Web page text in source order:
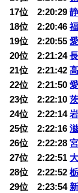
17位 2:20:29
18位 2:20:46
19位 2:20:55
20位 2:21:24
21位 2:21:42
22位 2:21:50
23位 2:22:10
24位 2:22:14
25位 2:22:16
26位 2:22:28
27位 2:22:51
28位 2:22:52
29位 2:23:54